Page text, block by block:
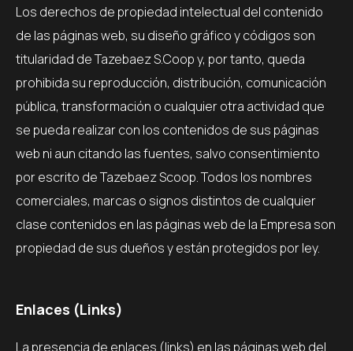
Los derechos de propiedad intelectual del contenido
de las páginas web, su diseño gráfico y códigos son
titularidad de Tazebaez S.Coop y, por tanto, queda
prohibida su reproducción, distribución, comunicación
pública, transformación o cualquier otra actividad que
se pueda realizar con los contenidos de sus páginas
web ni aun citando las fuentes, salvo consentimiento
por escrito de Tazebaez Scoop. Todos los nombres
comerciales, marcas o signos distintos de cualquier
clase contenidos en las páginas web de la Empresa son
propiedad de sus dueños y están protegidos por ley.
Enlaces (Links)
La presencia de enlaces (links) en las páginas web del